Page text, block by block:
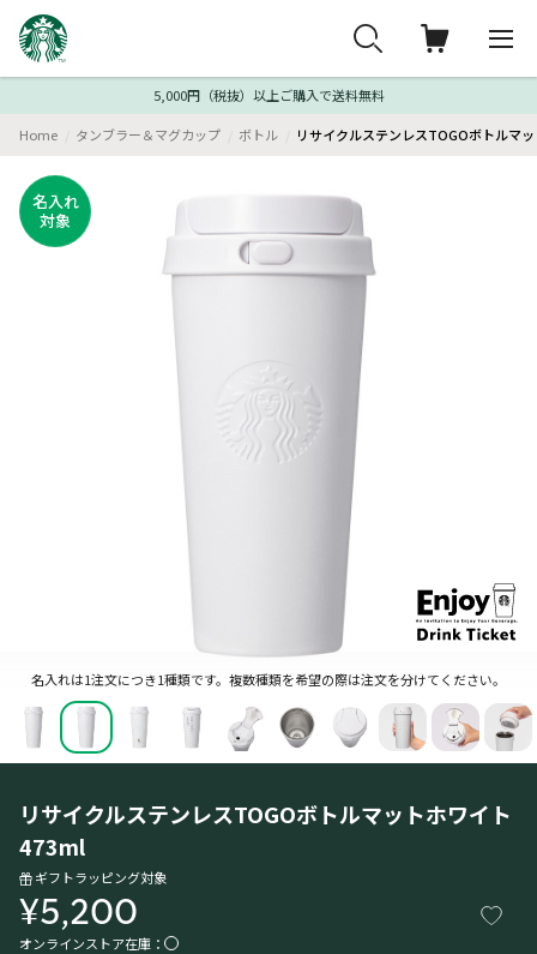
5,000円（税抜）以上ご購入で送料無料
Home タンブラー＆マグカップ ボトル リサイクルステンレスTOGOボトルマ
名入れ
対象
名入れは1注文につき1種類です。複数種類を希望の際は注文を分けてください。
リサイクルステンレスTOGOボトルマットホワイト
473ml
ギフトラッピング対象
¥5,200
オンラインストア在庫：